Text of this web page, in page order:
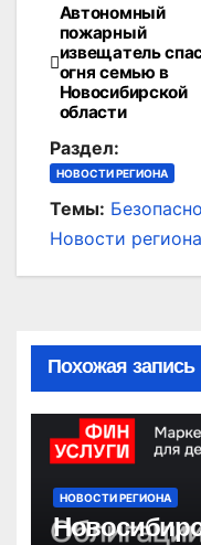
Навигация
по
записям
Автономный
пожарный
извещатель
огня семью в
Новосибирской
области
Раздел:
НОВОСТИ РЕГИОНА
Темы:
Новости региона
Похожая запись
НОВОСТИ РЕГИОНА